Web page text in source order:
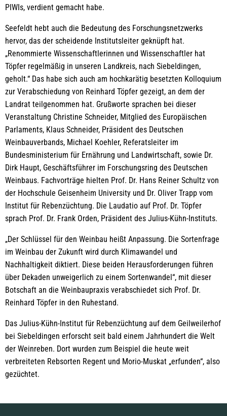
PIWIs, verdient gemacht habe.
Seefeldt hebt auch die Bedeutung des Forschungsnetzwerks
hervor, das der scheidende Institutsleiter geknüpft hat.
„Renommierte Wissenschaftlerinnen und Wissenschaftler hat
Töpfer regelmäßig in unseren Landkreis, nach Siebeldingen,
geholt.“ Das habe sich auch am hochkarätig besetzten Kolloquium
zur Verabschiedung von Reinhard Töpfer gezeigt, an dem der
Landrat teilgenommen hat. Grußworte sprachen bei dieser
Veranstaltung Christine Schneider, Mitglied des Europäischen
Parlaments, Klaus Schneider, Präsident des Deutschen
Weinbauverbands, Michael Koehler, Referatsleiter im
Bundesministerium für Ernährung und Landwirtschaft, sowie Dr.
Dirk Haupt, Geschäftsführer im Forschungsring des Deutschen
Weinbaus. Fachvorträge hielten Prof. Dr. Hans Reiner Schultz von
der Hochschule Geisenheim University und Dr. Oliver Trapp vom
Institut für Rebenzüchtung. Die Laudatio auf Prof. Dr. Töpfer
sprach Prof. Dr. Frank Orden, Präsident des Julius-Kühn-Instituts.
„Der Schlüssel für den Weinbau heißt Anpassung. Die Sortenfrage
im Weinbau der Zukunft wird durch Klimawandel und
Nachhaltigkeit diktiert. Diese beiden Herausforderungen führen
über Dekaden unweigerlich zu einem Sortenwandel“, mit dieser
Botschaft an die Weinbaupraxis verabschiedet sich Prof. Dr.
Reinhard Töpfer in den Ruhestand.
Das Julius-Kühn-Institut für Rebenzüchtung auf dem Geilweilerhof
bei Siebeldingen erforscht seit bald einem Jahrhundert die Welt
der Weinreben. Dort wurden zum Beispiel die heute weit
verbreiteten Rebsorten Regent und Morio-Muskat „erfunden“, also
gezüchtet.